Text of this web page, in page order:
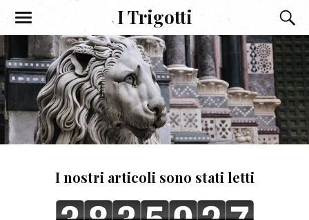
I Trigotti
I nostri articoli sono stati letti